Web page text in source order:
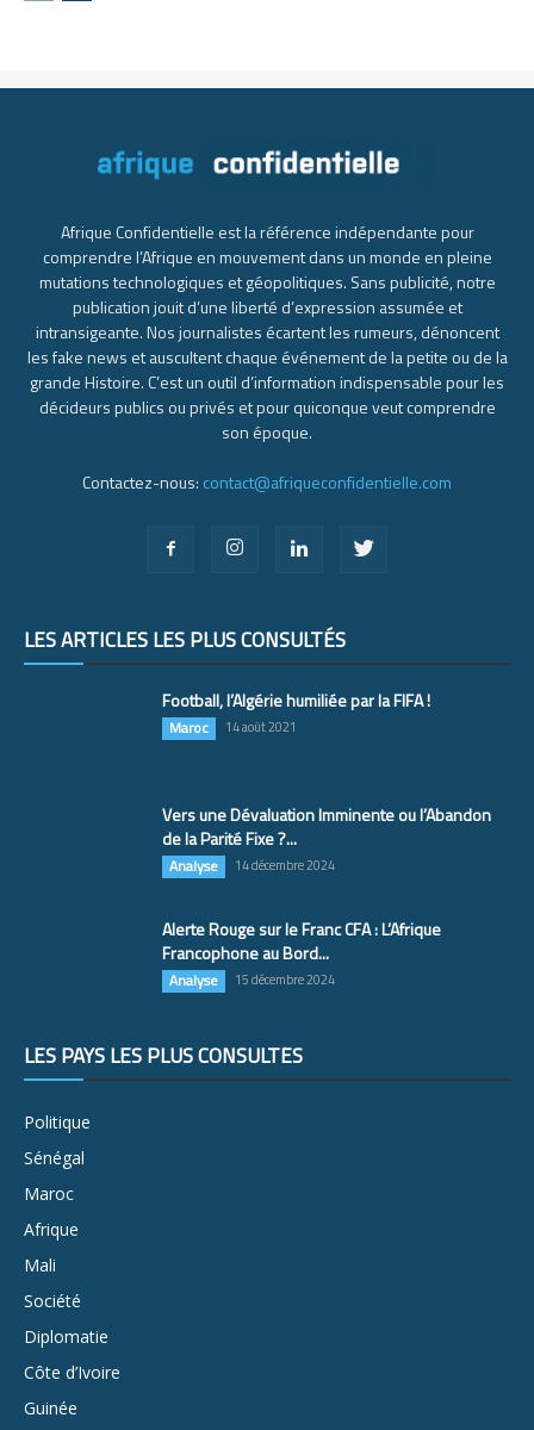
Afrique Confidentielle est la référence indépendante pour
comprendre l’Afrique en mouvement dans un monde en pleine
mutations technologiques et géopolitiques. Sans publicité, notre
publication jouit d’une liberté d’expression assumée et
intransigeante. Nos journalistes écartent les rumeurs, dénoncent
les fake news et auscultent chaque événement de la petite ou de la
grande Histoire. C’est un outil d’information indispensable pour les
décideurs publics ou privés et pour quiconque veut comprendre
son époque.
Contactez-nous: contact@afriqueconfidentielle.com
LES ARTICLES LES PLUS CONSULTÉS
Football, l’Algérie humiliée par la FIFA !
Maroc 14 août 2021
Vers une Dévaluation Imminente ou l’Abandon
de la Parité Fixe ?...
Analyse 14 décembre 2024
Alerte Rouge sur le Franc CFA : L’Afrique
Francophone au Bord...
Analyse 15 décembre 2024
LES PAYS LES PLUS CONSULTÉS
Politique
Sénégal
Maroc
Afrique
Mali
Société
Diplomatie
Côte d’Ivoire
Guinée